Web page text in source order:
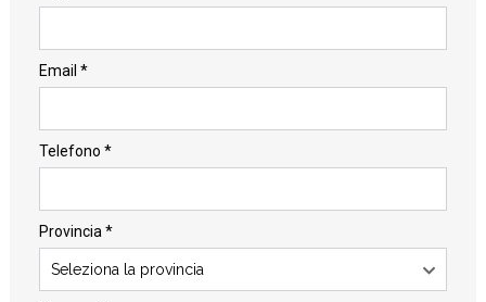
Email *
Telefono *
Provincia *
Seleziona la provincia